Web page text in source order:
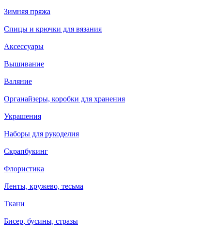
Зимняя пряжа
Спицы и крючки для вязания
Аксессуары
Вышивание
Валяние
Органайзеры, коробки для хранения
Украшения
Наборы для рукоделия
Скрапбукинг
Флористика
Ленты, кружево, тесьма
Ткани
Бисер, бусины, стразы